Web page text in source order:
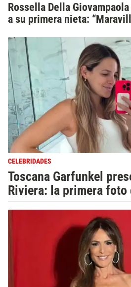
Rossella Della
a su primera nieta:
CELEBRIDADES
Toscana Garfunkel
Riviera: la primera foto